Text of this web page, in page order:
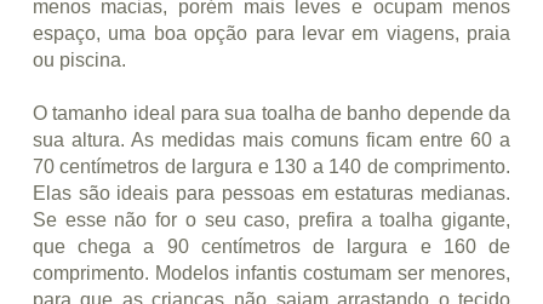
menos macias, porém mais leves e ocupam menos
espaço, uma boa opção para levar em viagens, praia
ou piscina.
O tamanho ideal para sua toalha de banho depende da
sua altura. As medidas mais comuns ficam entre 60 a
70 centímetros de largura e 130 a 140 de comprimento.
Elas são ideais para pessoas em estaturas medianas.
Se esse não for o seu caso, prefira a toalha gigante,
que chega a 90 centímetros de largura e 160 de
comprimento. Modelos infantis costumam ser menores,